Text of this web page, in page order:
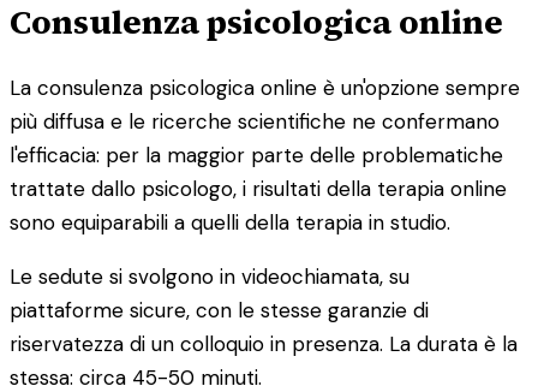
Consulenza psicologica online
La consulenza psicologica online è un'opzione sempre
più diffusa e le ricerche scientifiche ne confermano
l'efficacia: per la maggior parte delle problematiche
trattate dallo psicologo, i risultati della terapia online
sono equiparabili a quelli della terapia in studio.
Le sedute si svolgono in videochiamata, su
piattaforme sicure, con le stesse garanzie di
riservatezza di un colloquio in presenza. La durata è la
stessa: circa 45-50 minuti.